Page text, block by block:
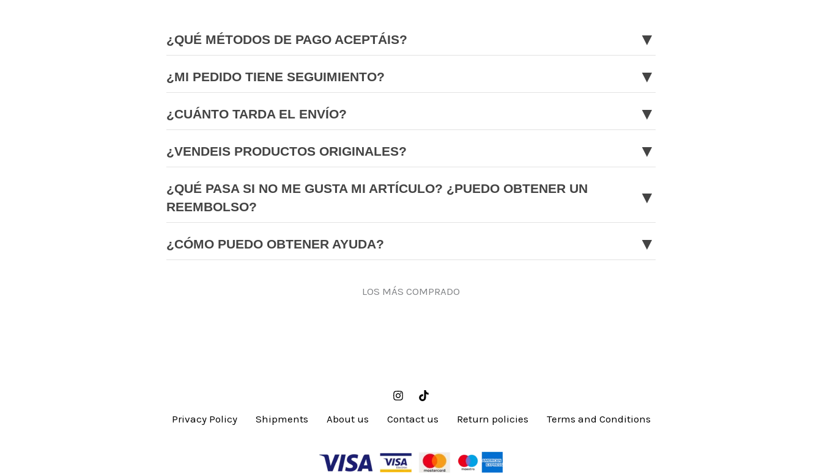
¿QUÉ MÉTODOS DE PAGO ACEPTÁIS? ▼
¿MI PEDIDO TIENE SEGUIMIENTO? ▼
¿CUÁNTO TARDA EL ENVÍO? ▼
¿VENDEIS PRODUCTOS ORIGINALES? ▼
¿QUÉ PASA SI NO ME GUSTA MI ARTÍCULO? ¿PUEDO OBTENER UN
REEMBOLSO?
▼
¿CÓMO PUEDO OBTENER AYUDA? ▼
LOS MÁS COMPRADO
Privacy Policy Shipments About us Contact us Return policies Terms and Conditions